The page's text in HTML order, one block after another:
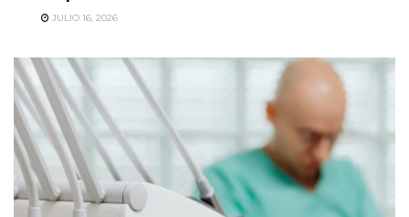
JULIO 16, 2026